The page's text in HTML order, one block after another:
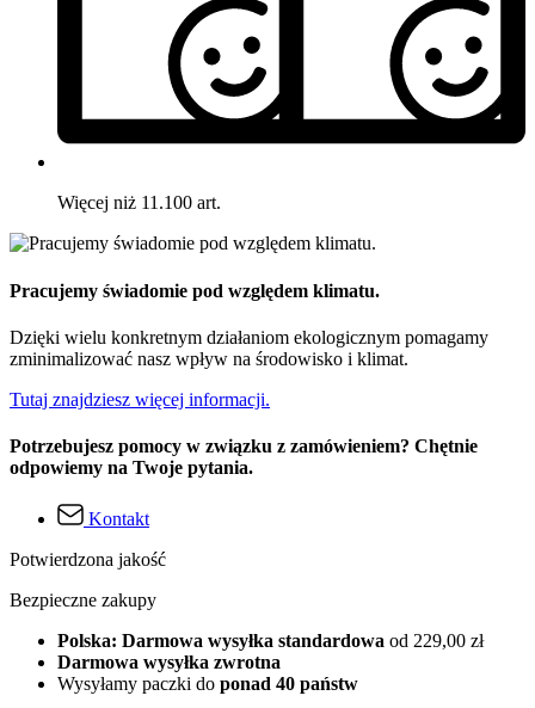
Więcej niż 11.100 art.
Pracujemy świadomie pod względem klimatu.
Dzięki wielu konkretnym działaniom ekologicznym pomagamy
zminimalizować nasz wpływ na środowisko i klimat.
Tutaj znajdziesz więcej informacji.
Potrzebujesz pomocy w związku z zamówieniem? Chętnie
odpowiemy na Twoje pytania.
Kontakt
Potwierdzona jakość
Bezpieczne zakupy
Polska: Darmowa wysyłka standardowa od 229,00 zł
Darmowa wysyłka zwrotna
Wysyłamy paczki do ponad 40 państw